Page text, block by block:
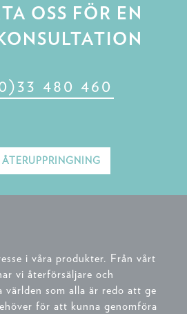
OSS FÖR EN
480 460
ÅTERUPPRINGNING
i våra produkter. Från vårt
vi återförsäljare och
som alla är redo att ge
för att kunna genomföra